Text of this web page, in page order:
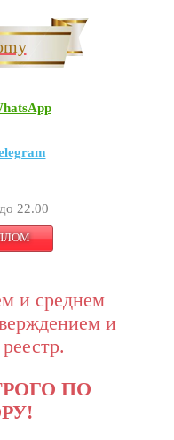
22.00
и среднем
и
ПО